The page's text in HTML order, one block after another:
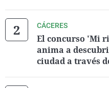
CÁCERES
El concurso 'Mi
anima a
ciudad a través